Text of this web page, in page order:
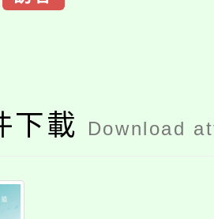
下載 Download